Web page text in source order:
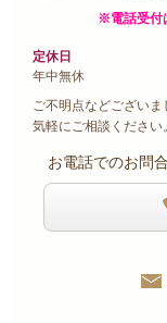
※電話受付は
定休日
年中無休
ご不明点などござい
気軽にご相談ください。
お電話でのお問